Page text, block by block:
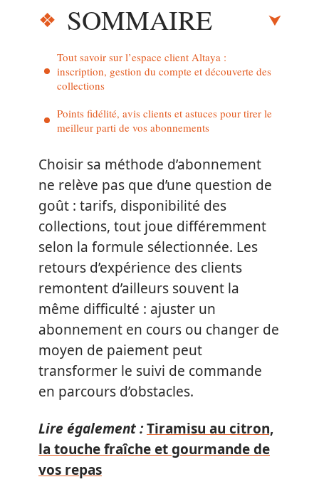
SOMMAIRE
Tout savoir sur l’espace client Altaya :
inscription, gestion du compte et découverte des
collections
Points fidélité, avis clients et astuces pour tirer le
meilleur parti de vos abonnements
Choisir sa méthode d’abonnement
ne relève pas que d’une question de
goût : tarifs, disponibilité des
collections, tout joue différemment
selon la formule sélectionnée. Les
retours d’expérience des clients
remontent d’ailleurs souvent la
même difficulté : ajuster un
abonnement en cours ou changer de
moyen de paiement peut
transformer le suivi de commande
en parcours d’obstacles.
Lire également :Tiramisu au citron,
la touche fraîche et gourmande de
vos repas